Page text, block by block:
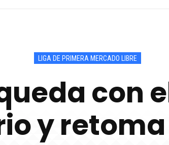
LIGA DE PRIMERA MERCADO LIBRE
con
y